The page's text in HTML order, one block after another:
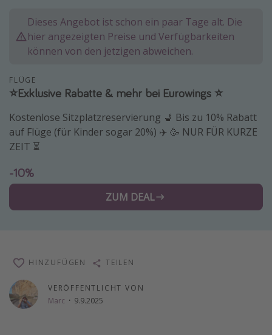
Normandie Urlaub
Goa Urlaub
St. Lucia Urlaub
Kefalonia Urlaub
Krabi Urlaub
Tulum Urlaub
Sri Lanka Rundreise
Japan Rundreise
Reisethemen
Alle Reisethemen
Roadtrips
Wochenendtrip
Singlereisen
Dieses Angebot ist schon ein paar Tage alt. Die
hier angezeigten Preise und Verfügbarkeiten
können von den jetzigen abweichen.
FLÜGE
⭐️Exklusive Rabatte & mehr bei Eurowings ⭐️
Kostenlose Sitzplatzreservierung 💺 Bis zu 10% Rabatt
auf Flüge (für Kinder sogar 20%) ✈️ 🥳 NUR FÜR KURZE
ZEIT ⏳
-10%
ZUM DEAL
VERÖFFENTLICHT VON
Marc · 9.9.2025
HINZUFÜGEN TEILEN